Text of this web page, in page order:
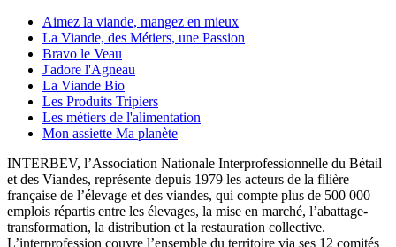
Aimez la viande, mangez en mieux
La Viande, des Métiers, une Passion
Bravo le Veau
J'adore l'Agneau
La Viande Bio
Les Produits Tripiers
Les métiers de l'alimentation
Mon assiette Ma planète
INTERBEV, l’Association Nationale Interprofessionnelle du Bétail
et des Viandes, représente depuis 1979 les acteurs de la filière
française de l’élevage et des viandes, qui compte plus de 500 000
emplois répartis entre les élevages, la mise en marché, l’abattage-
transformation, la distribution et la restauration collective.
L’interprofession couvre l’ensemble du territoire via ses 12 comités